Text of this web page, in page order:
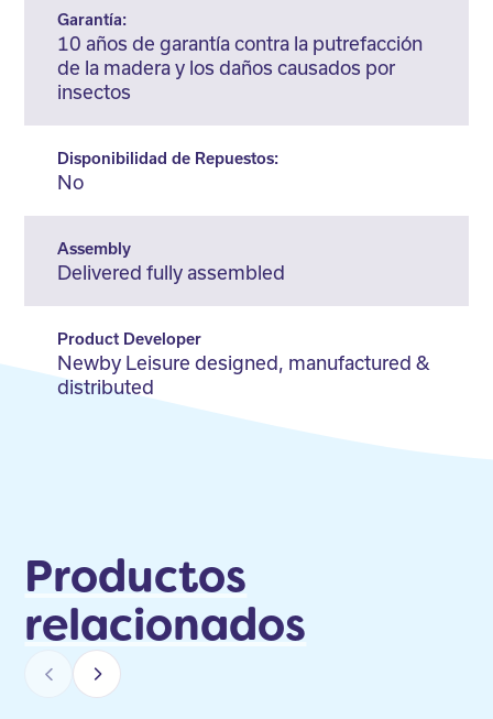
Garantía:
10 años de garantía contra la putrefacción
de la madera y los daños causados por
insectos
Disponibilidad de Repuestos:
No
Assembly
Delivered fully assembled
Product Developer
Newby Leisure designed, manufactured &
distributed
Productos
relacionados